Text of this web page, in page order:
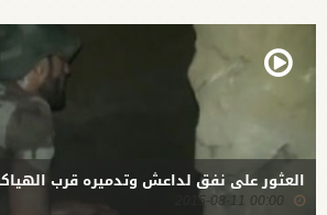
العثور على نفق لداعش وتدميره قرب
00:00 2015-08-11